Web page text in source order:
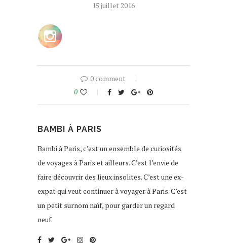
15 juillet 2016
0 comment
0
BAMBI À PARIS
Bambi à Paris, c’est un ensemble de curiosités
de voyages à Paris et ailleurs. C’est l’envie de
faire découvrir des lieux insolites. C’est une ex-
expat qui veut continuer à voyager à Paris. C’est
un petit surnom naïf, pour garder un regard
neuf.